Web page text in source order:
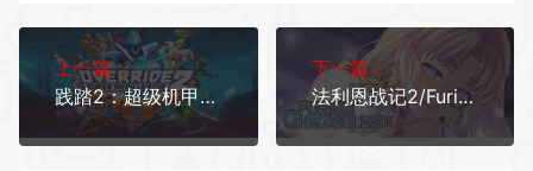
上一篇：
践踏2：超级机甲联盟/Override 2: Super Mech League（r12405）
下一篇：
法利恩战记2/Furion Chronicles Ⅱ